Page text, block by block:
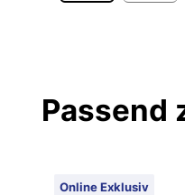
Passend
Online Exklusiv